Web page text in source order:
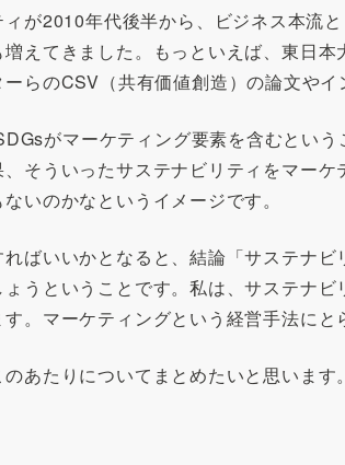
が2010年代後半から、ビジネス本流
増えてきました。もっといえば、東日
らのCSV（共有価値創造）の論文や
がマーケティング要素を含むとい
そういったサステナビリティをマー
いのかなというイメージです。
ばいいかとなると、結論「サステナ
うということです。私は、サステナ
。マーケティングという経営手法に
あたりについてまとめたいと思います。